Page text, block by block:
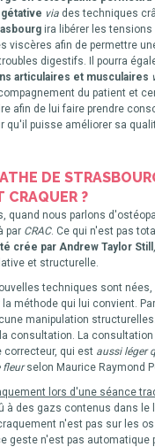
via des techniques
ira libérer les tensions
viscères afin de permettre
digestifs. Il pourra
articulaires et musculaires
du patient et
afin de lui faire prendre
qu'il puisse améliorer sa
DE
CRAQUER ?
quand nous parlons
par CRAC. Ce qui n'est pas
crée par Andrew Taylor Still
et structurelle.
techniques sont
méthode qui lui convient.
manipulation
consultation. La
correcteur, qui est aussi léger
fleurselon Maurice Raymond
lors d'une séance
à des gazs contenus dans le
n'est pas sur les
geste n'est pas automatique